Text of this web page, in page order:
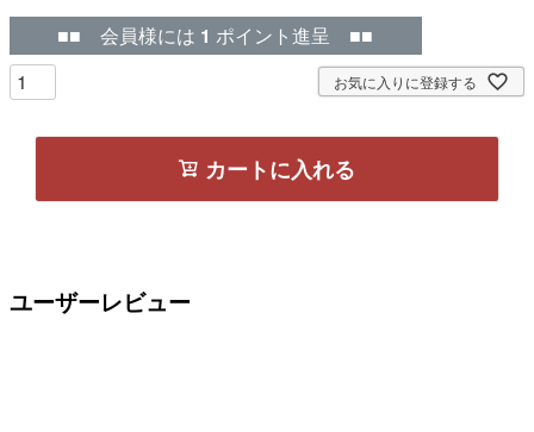
■■ 会員様には 1 ポイント進呈 ■■
お気に入りに登録する
カートに入れる
ユーザーレビュー